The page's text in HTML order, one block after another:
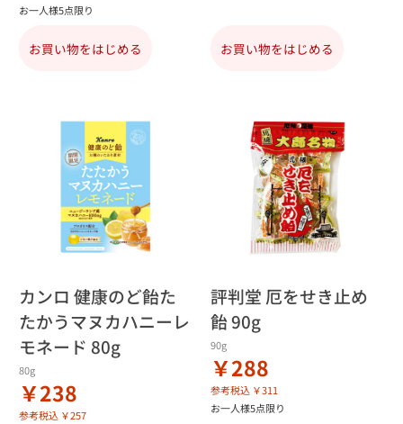
お一人様5点限り
お買い物をはじめる お買い物をはじめる
カンロ 健康のど飴た
たかうマヌカハニーレ
モネード 80g
80g
￥238
参考税込 ￥257
評判堂 厄をせき止め
飴 90g
90g
￥288
参考税込 ￥311
お一人様5点限り